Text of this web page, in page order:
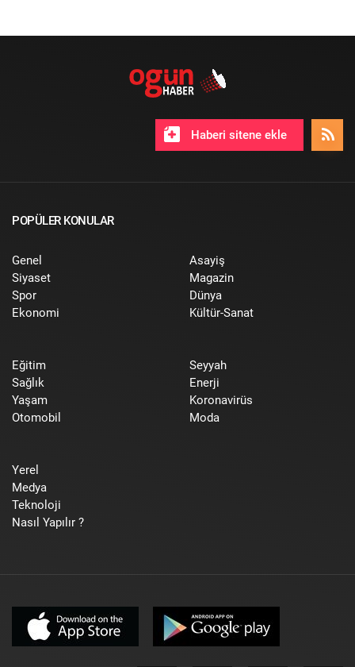
Haberi sitene ekle
POPÜLER KONULAR
Genel
Siyaset
Spor
Ekonomi
Asayiş
Magazin
Dünya
Kültür-Sanat
Eğitim
Sağlık
Yaşam
Otomobil
Seyyah
Enerji
Koronavirüs
Moda
Yerel
Medya
Teknoloji
Nasıl Yapılır ?